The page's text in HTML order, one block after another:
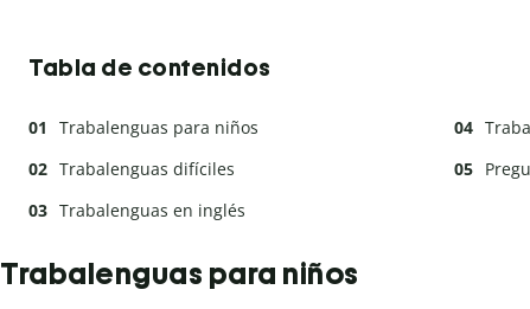
Tabla de contenidos
Trabalenguas para niños
Trabalenguas difíciles
Trabalenguas en inglés
Trabalenguas para niños